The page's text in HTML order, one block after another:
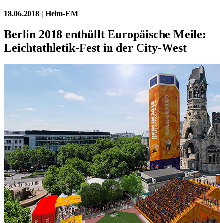
18.06.2018 | Heim-EM
Berlin 2018 enthüllt Europäische Meile:
Leichtathletik-Fest in der City-West